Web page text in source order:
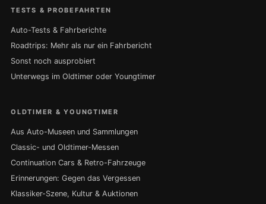
TESTS & PROBEFAHRTEN
Auto-Tests & Fahrberichte
Roadtrips: Mehr als nur ein Fahrbericht
Sonst noch ausprobiert
Unterwegs im Oldtimer oder Youngtimer
OLDTIMER & YOUNGTIMER
Aus Auto-Museen und Sammlungen
Classic- und Oldtimer-Messen
Continuation Cars & Retro-Fahrzeuge
Erinnerungen: Gegen das Vergessen
Klassiker-Szene, Kultur & Auktionen